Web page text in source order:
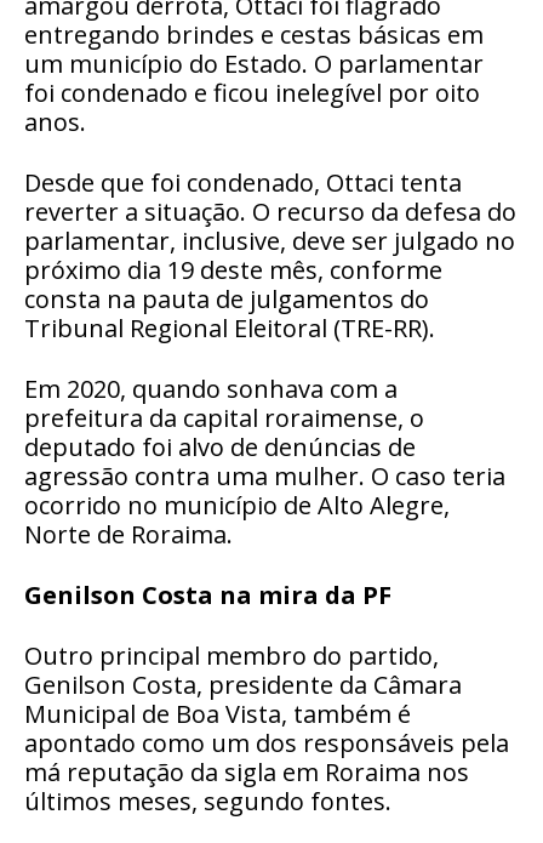
entregando brindes e cestas básicas em
um município do Estado. O parlamentar
foi condenado e ficou inelegível por oito
anos.
Desde que foi condenado, Ottaci tenta
reverter a situação. O recurso da defesa do
parlamentar, inclusive, deve ser julgado no
próximo dia 19 deste mês, conforme
consta na pauta de julgamentos do
Tribunal Regional Eleitoral (TRE-RR).
Em 2020, quando sonhava com a
prefeitura da capital roraimense, o
deputado foi alvo de denúncias de
agressão contra uma mulher. O caso teria
ocorrido no município de Alto Alegre,
Norte de Roraima.
Genilson Costa na mira da PF
Outro principal membro do partido,
Genilson Costa, presidente da Câmara
Municipal de Boa Vista, também é
apontado como um dos responsáveis pela
má reputação da sigla em Roraima nos
últimos meses, segundo fontes.